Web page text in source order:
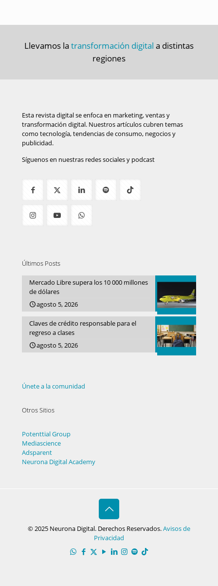
Llevamos la transformación digital a distintas
regiones
Esta revista digital se enfoca en marketing, ventas y
transformación digital. Nuestros artículos cubren temas
como tecnología, tendencias de consumo, negocios y
publicidad.
Síguenos en nuestras redes sociales y podcast
Últimos Posts
Mercado Libre supera los 10 000 millones
de dólares
agosto 5, 2026
Claves de crédito responsable para el
regreso a clases
agosto 5, 2026
Únete a la comunidad
Otros Sitios
Potenttial Group
Mediascience
Adsparent
Neurona Digital Academy
© 2025 Neurona Digital. Derechos Reservados.Avisos de
Privacidad